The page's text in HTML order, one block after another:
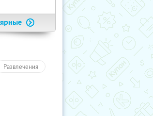
Развлечения